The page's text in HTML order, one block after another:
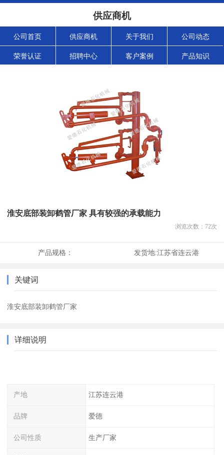
供应商机
公司首页 供应商机 关于我们 公司动态
荣誉认证 招聘中心 客户案例 产品知识
淮安底部装卸鹤管厂家 具有较强的承载能力
浏览次数： 72次
产品规格： 发货地:江苏省连云港
关键词
淮安底部装卸鹤管厂家
详细说明
产地 江苏连云港
品牌 爱德
公司性质 生产厂家